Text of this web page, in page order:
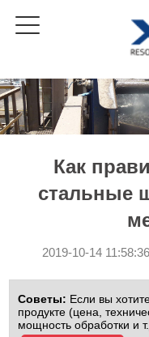
Как
стальные
2019-10-14
Советы: Если вы
продукте (цена,
мощность обработки и